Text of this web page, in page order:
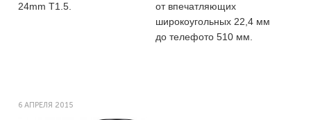
24mm T1.5.
от впечатляющих
широкоугольных 22,4 мм
до телефото 510 мм.
6 АПРЕЛЯ 2015